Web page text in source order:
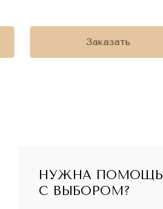
Заказать
НУЖНА ПОМОЩЬ
С ВЫБОРОМ?